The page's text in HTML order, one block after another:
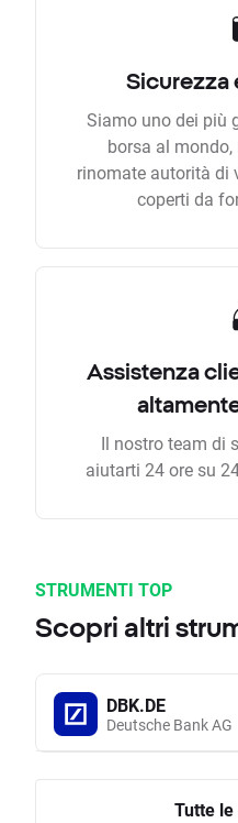
Sicurezza
Siamo uno dei più
borsa al
rinomate autorità di
coperti da
Assistenza
Il nostro team di
aiutarti 24 ore su
STRUMENTI TOP
Scopri altri
DBK.DE
Deutsche Bank AG
Tutte